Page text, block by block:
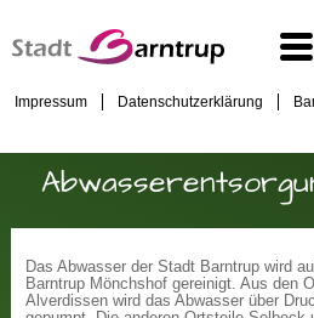
Impressum Datenschutzerklärung
Das Abwasser der Stadt Barntrup wird
Barntrup Mönchshof gereinigt. Aus den
Alverdissen wird das Abwasser über